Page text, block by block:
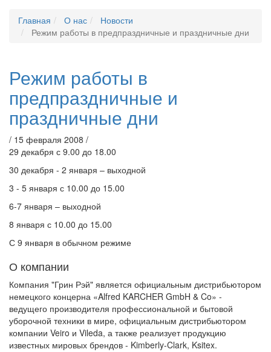
Главная О нас
Новости
Режим работы в предпраздничные и праздничные дни
Режим работы в
предпраздничные и
праздничные дни
/ 15 февраля 2008 /
29 декабря с 9.00 до 18.00
30 декабря - 2 января – выходной
3 - 5 января с 10.00 до 15.00
6-7 января – выходной
8 января с 10.00 до 15.00
С 9 января в обычном режиме
О компании
Компания "Грин Рэй" является официальным дистрибьютором
немецкого концерна «Alfred KARCHER GmbH & Co» -
ведущего производителя профессиональной и бытовой
уборочной техники в мире, официальным дистрибьютором
компании Veiro и Vileda, а также реализует продукцию
известных мировых брендов - Kimberly-Clark, Ksitex.